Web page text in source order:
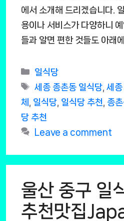
에서 소개해 드리겠습니다.
용이나 서비스가 다양하니
들과 알면 편한 것들도 아래
Categories
일식당
Tags
세종 종촌동 일식당 ,세종
체
일식당 일식당 추천 종
당 추천
Leave a comment
울산 중구 일
추천맛집